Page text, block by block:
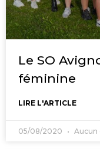
Le SO
féminine
LIRE L'ARTICLE
05/08/2020 Aucun